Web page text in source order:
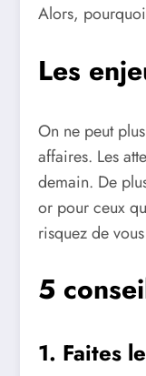
Alors,
Les
On ne peut
affaires. Les
demain. De
or pour ceux
risquez de
5
1. Faites